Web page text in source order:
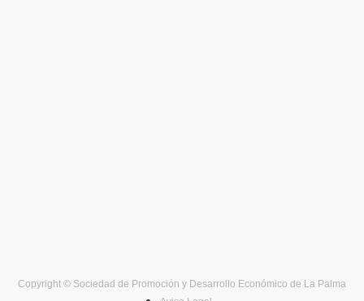
Copyright © Sociedad de Promoción y Desarrollo Económico de La Palma